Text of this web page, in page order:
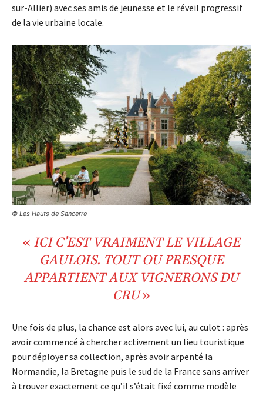
sur-Allier) avec ses amis de jeunesse et le réveil progressif
de la vie urbaine locale.
© Les Hauts de Sancerre
« ICI C’EST VRAIMENT LE VILLAGE
GAULOIS. TOUT OU PRESQUE
APPARTIENT AUX VIGNERONSDU
CRU»
Une fois de plus, la chance est alors avec lui, au culot : après
avoir commencé à chercher activement un lieu touristique
pour déployer sa collection, après avoir arpenté la
Normandie, la Bretagne puis le sud de la France sans arriver
à trouver exactement ce qu’il s’était fixé comme modèle